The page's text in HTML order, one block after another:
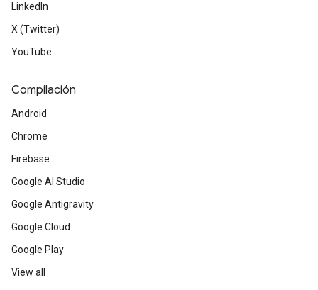
LinkedIn
X (Twitter)
YouTube
Compilación
Android
Chrome
Firebase
Google AI Studio
Google Antigravity
Google Cloud
Google Play
View all